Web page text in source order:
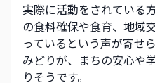
実際に活動をされている
の食料確保や食育、地域
っているという声が寄せ
みどりが、まちの安心や
りそうです。